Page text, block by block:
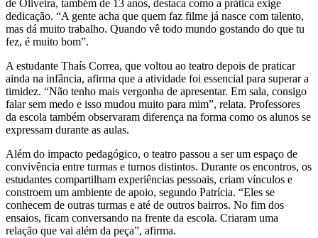
de Oliveira, também de 13 anos, destaca como a prática exige
dedicação. “A gente acha que quem faz filme já nasce com talento,
mas dá muito trabalho. Quando vê todo mundo gostando do que tu
fez, é muito bom”.
A estudante Thaís Correa, que voltou ao teatro depois de praticar
ainda na infância, afirma que a atividade foi essencial para superar a
timidez. “Não tenho mais vergonha de apresentar. Em sala, consigo
falar sem medo e isso mudou muito para mim”, relata. Professores
da escola também observaram diferença na forma como os alunos se
expressam durante as aulas.
Além do impacto pedagógico, o teatro passou a ser um espaço de
convivência entre turmas e turnos distintos. Durante os encontros, os
estudantes compartilham experiências pessoais, criam vínculos e
constroem um ambiente de apoio, segundo Patrícia. “Eles se
conhecem de outras turmas e até de outros bairros. No fim dos
ensaios, ficam conversando na frente da escola. Criaram uma
relação que vai além da peça”, afirma.